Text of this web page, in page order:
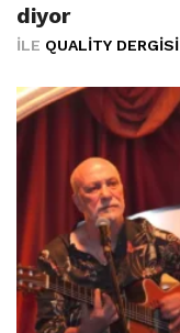
diyor
İLE QUALITY DERGISI